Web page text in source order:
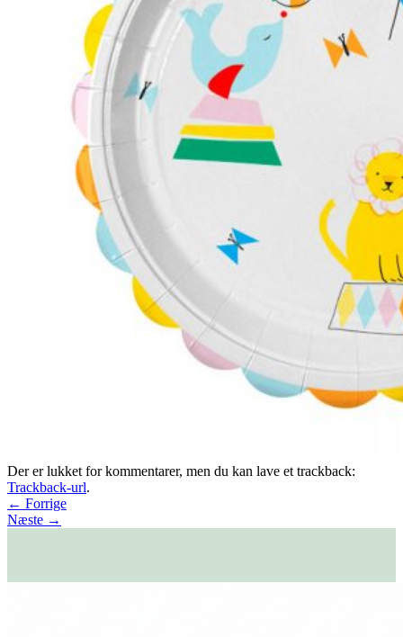
Der er lukket for kommentarer, men du kan lave et trackback:
Trackback-url.
← Forrige
Næste →